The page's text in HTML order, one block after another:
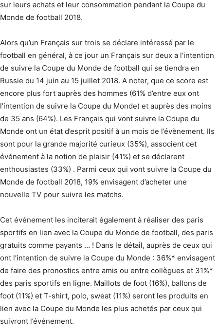
sur leurs achats et leur consommation pendant la Coupe du
Monde de football 2018.
Alors qu’un Français sur trois se déclare intéressé par le
football en général, à ce jour un Français sur deux a l’intention
de suivre la Coupe du Monde de football qui se tiendra en
Russie du 14 juin au 15 juillet 2018. A noter, que ce score est
encore plus fort auprès des hommes (61% d’entre eux ont
l’intention de suivre la Coupe du Monde) et auprès des moins
de 35 ans (64%). Les Français qui vont suivre la Coupe du
Monde ont un état d’esprit positif à un mois de l’évènement. Ils
sont pour la grande majorité curieux (35%), associent cet
événement à la notion de plaisir (41%) et se déclarent
enthousiastes (33%) . Parmi ceux qui vont suivre la Coupe du
Monde de football 2018, 19% envisagent d’acheter une
nouvelle TV pour suivre les matchs.
Cet événement les inciterait également à réaliser des paris
sportifs en lien avec la Coupe du Monde de football, des paris
gratuits comme payants … ! Dans le détail, auprès de ceux qui
ont l’intention de suivre la Coupe du Monde : 36%* envisagent
de faire des pronostics entre amis ou entre collègues et 31%*
des paris sportifs en ligne. Maillots de foot (16%), ballons de
foot (11%) et T-shirt, polo, sweat (11%) seront les produits en
lien avec la Coupe du Monde les plus achetés par ceux qui
suivront l’événement.